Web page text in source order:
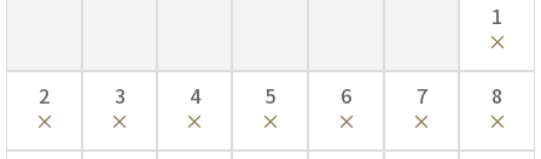
1
2 3 4 5 6 7 8